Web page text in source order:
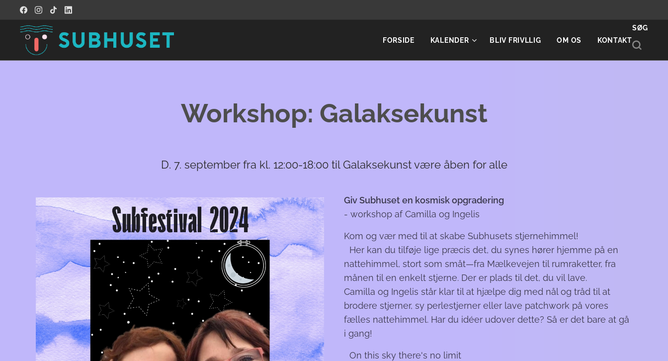
FORSIDE KALENDER BLIV FRIVLLIG OM OS KONTAKT
SØG
Workshop: Galaksekunst
D. 7. september fra kl. 12:00-18:00 til Galaksekunst være åben for alle
Giv Subhuset en kosmisk opgradering
- workshop af Camilla og Ingelis
Kom og vær med til at skabe Subhusets stjernehimmel!
Her kan du tilføje lige præcis det, du synes hører hjemme på en
nattehimmel, stort som småt—fra Mælkevejen til rumraketter, fra
månen til en enkelt stjerne. Der er plads til det, du vil lave.
Camilla og Ingelis står klar til at hjælpe dig med nål og tråd til at
brodere stjerner, sy perlestjerner eller lave patchwork på vores
fælles nattehimmel. Har du idéer udover dette? Så er det bare at gå
i gang!
On this sky there's no limit